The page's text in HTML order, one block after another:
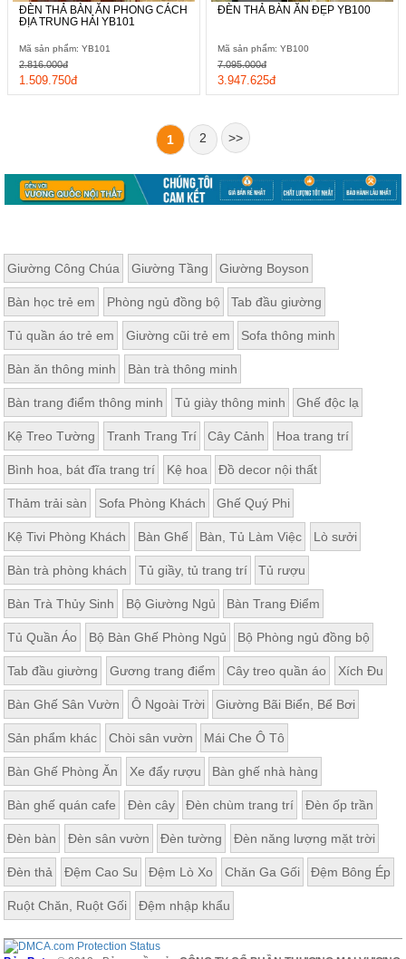
ĐÈN THẢ BÀN ĂN PHONG CÁCH
ĐỊA TRUNG HẢI YB101
Mã sản phẩm: YB101
1.509.750đ
2.816.000đ
ĐÈN THẢ BÀN ĂN ĐẸP YB100
Mã sản phẩm: YB100
3.947.625đ
7.095.000đ
1 2 >>
Giường Công Chúa Giường Tầng Giường Boyson
Bàn học trẻ em Phòng ngủ đồng bộ Tab đầu giường
Tủ quần áo trẻ em Giường cũi trẻ em Sofa thông minh
Bàn ăn thông minh Bàn trà thông minh
Bàn trang điểm thông minh Tủ giày thông minh Ghế độc lạ
Kệ Treo Tường Tranh Trang Trí Cây Cảnh Hoa trang trí
Bình hoa, bát đĩa trang trí Kệ hoa Đồ decor nội thất
Thảm trải sàn Sofa Phòng Khách Ghế Quý Phi
Kệ Tivi Phòng Khách Bàn Ghế Bàn, Tủ Làm Việc Lò sưởi
Bàn trà phòng khách Tủ giầy, tủ trang trí Tủ rượu
Bàn Trà Thủy Sinh Bộ Giường Ngủ Bàn Trang Điểm
Tủ Quần Áo Bộ Bàn Ghế Phòng Ngủ Bộ Phòng ngủ đồng bộ
Tab đầu giường Gương trang điểm Cây treo quần áo Xích Đu
Bàn Ghế Sân Vườn Ô Ngoài Trời Giường Bãi Biển, Bể Bơi
Sản phẩm khác Chòi sân vườn Mái Che Ô Tô
Bàn Ghế Phòng Ăn Xe đẩy rượu Bàn ghế nhà hàng
Bàn ghế quán cafe Đèn cây Đèn chùm trang trí Đèn ốp trần
Đèn bàn Đèn sân vườn Đèn tường Đèn năng lượng mặt trời
Đèn thả Đệm Cao Su Đệm Lò Xo Chăn Ga Gối Đệm Bông Ép
Ruột Chăn, Ruột Gối Đệm nhập khẩu